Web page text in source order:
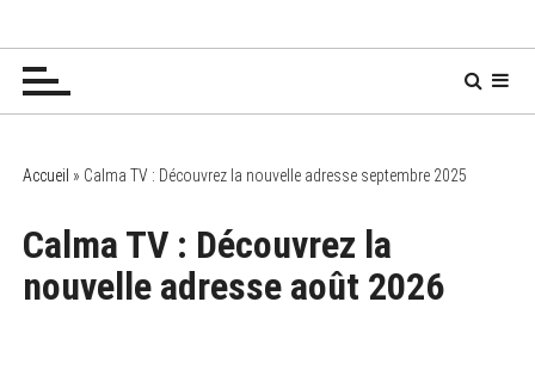
e
Chez Mamy Soren 🧙‍♀️
Accueil » Calma TV : Découvrez la nouvelle adresse septembre 2025
Calma TV : Découvrez la
nouvelle adresse août 2026